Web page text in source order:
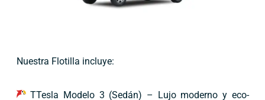
Nuestra Flotilla incluye:
TTesla Modelo 3 (Sedán) – Lujo moderno y eco-